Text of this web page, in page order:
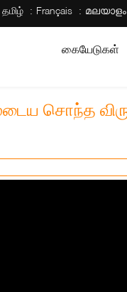
தமிழ் Français മലയാളം
கையேடுகள்
சொந்த